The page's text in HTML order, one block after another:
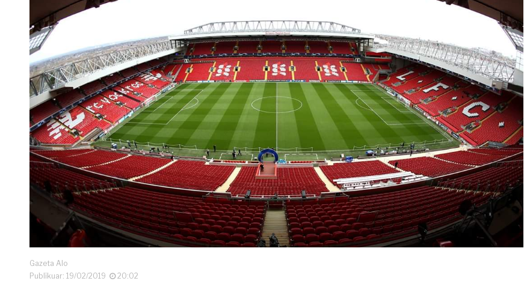
Gazeta Alo
Publikuar: 19/02/2019
20:02